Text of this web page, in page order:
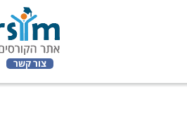
צור קשר